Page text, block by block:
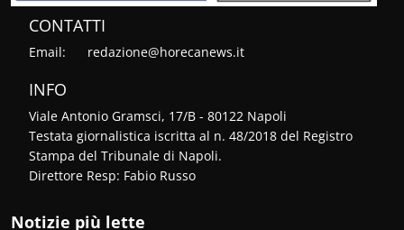
CONTATTI
Email: redazione@horecanews.it
INFO
Viale Antonio Gramsci, 17/B - 80122 Napoli
Testata giornalistica iscritta al n. 48/2018 del Registro
Stampa del Tribunale di Napoli.
Direttore Resp: Fabio Russo
Notizie più lette